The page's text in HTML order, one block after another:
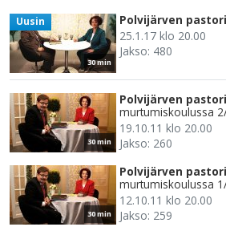
30 min
Uusin Polvijärven pastori
25.1.17 klo 20.00
Jakso: 480
30 min
Polvijärven pastori
murtumiskoulussa
19.10.11 klo 20.00
Jakso: 260
30 min
Polvijärven pastori
murtumiskoulussa
12.10.11 klo 20.00
Jakso: 259